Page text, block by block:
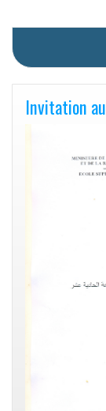
Invitation